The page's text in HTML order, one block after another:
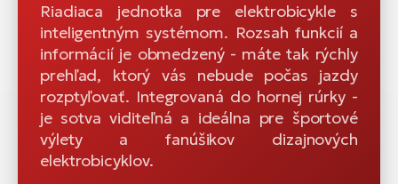
Riadiaca jednotka pre elektrobicykle s
inteligentným systémom. Rozsah funkcií a
informácií je obmedzený - máte tak rýchly
prehľad, ktorý vás nebude počas jazdy
rozptyľovať. Integrovaná do hornej rúrky -
je sotva viditeľná a ideálna pre športové
výlety a fanúšikov dizajnových
elektrobicyklov.